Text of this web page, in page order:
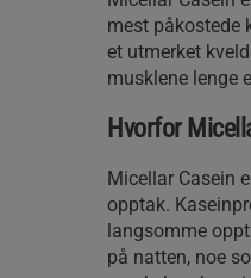
mest påkostede
et utmerket
musklene lenge
Hvorfor
Micellar Casein
opptak.
langsomme
på natten, noe